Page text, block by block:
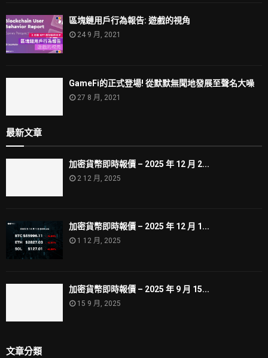
區塊鏈用戶行為報告: 遊戲的視角
24 9 月, 2021
GameFi的正式登場! 從默默無聞地發展至聲名大噪
27 8 月, 2021
最新文章
加密貨幣即時報價 – 2025 年 12 月 2...
2 12 月, 2025
加密貨幣即時報價 – 2025 年 12 月 1...
1 12 月, 2025
加密貨幣即時報價 – 2025 年 9 月 15...
15 9 月, 2025
文章分類